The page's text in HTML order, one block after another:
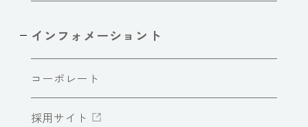
インフォメーショント
コーポレート
採用サイト